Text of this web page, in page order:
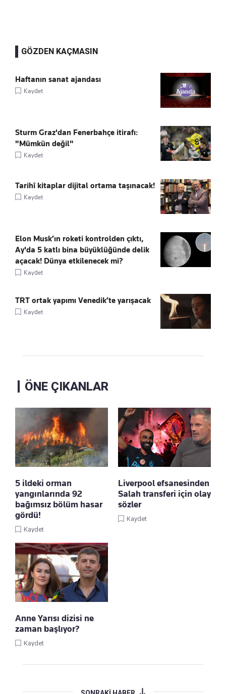
GÖZDEN KAÇMASIN
Haftanın sanat ajandası
Kaydet
Sturm Graz'dan Fenerbahçe itirafı:
"Mümkün değil"
Kaydet
Tarihî kitaplar dijital ortama taşınacak!
Kaydet
Elon Musk’ın roketi kontrolden çıktı,
Ay'da 5 katlı bina büyüklüğünde delik
açacak! Dünya etkilenecek mi?
Kaydet
TRT ortak yapımı Venedik’te yarışacak
Kaydet
ÖNE ÇIKANLAR
5 ildeki orman
yangınlarında 92
bağımsız bölüm hasar
gördü!
Kaydet
Liverpool efsanesinden
Salah transferi için olay
sözler
Kaydet
Anne Yarısı dizisi ne
zaman başlıyor?
Kaydet